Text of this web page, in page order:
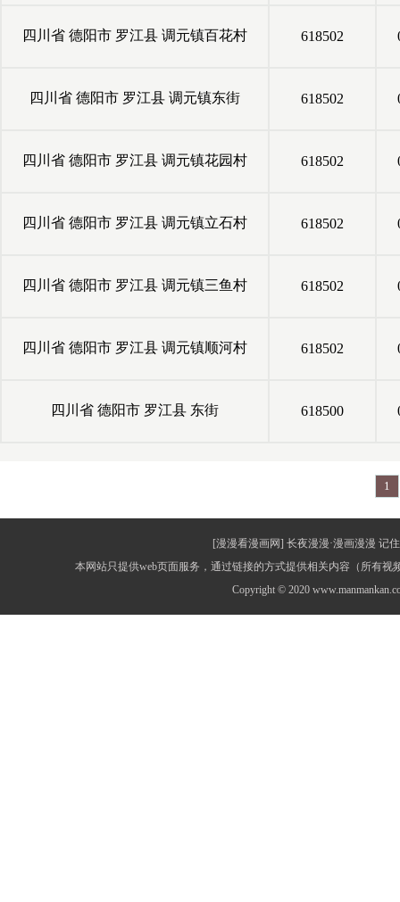
四川省 德阳市 罗江县 调元镇百花村 618502
四川省 德阳市 罗江县 调元镇东街 618502
四川省 德阳市 罗江县 调元镇花园村 618502
四川省 德阳市 罗江县 调元镇立石村 618502
四川省 德阳市 罗江县 调元镇三鱼村 618502
四川省 德阳市 罗江县 调元镇顺河村 618502
四川省 德阳市 罗江县 东街 618500
1
[漫漫看漫画网] 长夜漫漫·漫画漫漫 记
本网站只提供web页面服务，通过链接的方式提供相关内容（所有
Copyright © 2020